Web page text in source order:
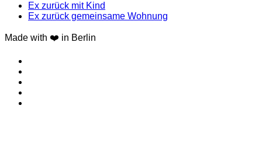
Ex zurück mit Kind
Ex zurück gemeinsame Wohnung
Made with ❤️ in Berlin